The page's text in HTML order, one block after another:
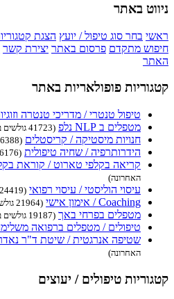
ניווט באתר
ראשי בחר סוג טיפול / יועץ הצגת
חיפוש מתקדם פרסום באתר יצירת קשר
האתר
קטגוריות פופולאריות באתר
טיפול טנטרי / מדריכי טנטרה
מטפלים ב NLP נלפ (41723 גולשים ביממה האחרונה)
חנויות מיסטיקה / קריסטלים (26388 גולשים ביממה האחרונה)
הידרותרפיה / שחיה טיפולית (26176 גולשים ביממה האחרונה)
קריאה בקלפי טארוט / קוראת
האחרונה)
עיסוי הוליסטי / עיסוי רפואי (24419 גולשים ביממה האחרונה)
Coaching / אימון אישי (21964 גולשים ביממה האחרונה)
מטפלים בפרחי באך (19187 גולשים ביממה האחרונה)
טיפולים / מטפלים ברפואה
שטיפה אנרגטית / שיטת ד"ר
האחרונה)
קטגוריות טיפולים / יעוצים